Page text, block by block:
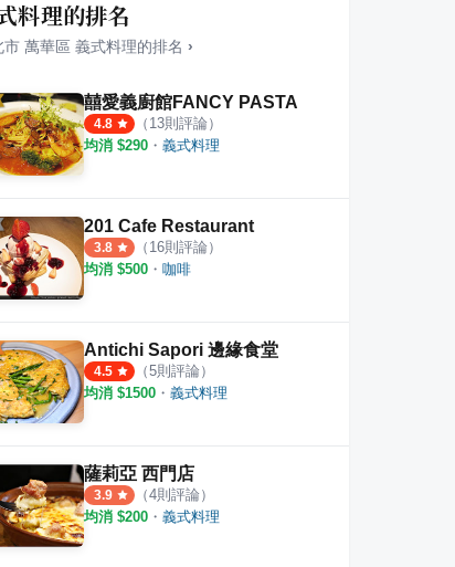
論
夯肉殿炭火燒肉吃到飽
料理的排名
市 萬華區 義式料理的排名 ›
囍愛義廚館FANCY PASTA
4.8 （ 13則評論）
均消 $290 ・ 義式料理
201 Cafe Restaurant
3.8 （ 16則評論）
均消 $500 ・ 咖啡
Antichi Sapori 邊緣食堂
4.5 （5則評論）
均消 $1500 ・ 義式料理
薩莉亞 西門店
3.9 （4則評論）
均消 $200 ・ 義式料理